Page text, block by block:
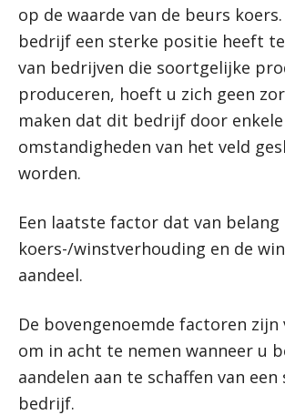
op de waarde van de beurs
bedrijf een sterke positie heeft
van bedrijven die soortgelijke
produceren, hoeft u zich geen
maken dat dit bedrijf door
omstandigheden van het veld
worden.
Een laatste factor dat van belang
koers-/winstverhouding en de
aandeel.
De bovengenoemde factoren zijn
om in acht te nemen wanneer u
aandelen aan te schaffen van een
bedrijf.